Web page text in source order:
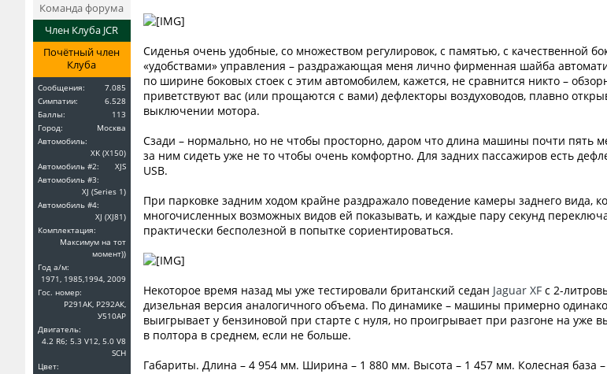
Команда форума
Член Клуба JCR
Почётный член
Клуба
Сообщения:
7.085
Симпатии:
6.528
Баллы:
113
Город:
Москва
Автомобиль:
XK (X150)
Автомобиль #2:
XJS
Автомобиль #3:
XJ (Series 1)
Автомобиль #4:
XJ (XJ81)
Комплектация:
Максимум на тот
момент))
Год a/м:
1971, 1985,1994, 2009
Гос. номер:
Р291АК, Р292АК,
У510АР
Двигатель:
4.2 R6; 5.3 V12, 5.0 V8
SCH
Цвет:
Сиденья очень удобные, со множеством регулировок, с памятью, с качественной
«удобствами» управления – раздражающая меня лично фирменная шайба
по ширине боковых стоек с этим автомобилем, кажется, не сравнится никто –
приветствуют вас (или прощаются с вами) дефлекторы воздуховодов, плавно
выключении мотора.
Сзади – нормально, но не чтобы просторно, даром что длина машины почти пять
за ним сидеть уже не то чтобы очень комфортно. Для задних пассажиров есть
USB.
При парковке задним ходом крайне раздражало поведение камеры заднего вида,
многочисленных возможных видов ей показывать, и каждые пару секунд
практически бесполезной в попытке сориентироваться.
Некоторое время назад мы уже тестировали британский седан Jaguar XFс 2-
дизельная версия аналогичного объема. По динамике – машины примерно
выигрывает у бензиновой при старте с нуля, но проигрывает при разгоне на уже
в полтора в среднем, если не больше.
Габариты. Длина – 4 954 мм. Ширина – 1 880 мм. Высота – 1 457 мм. Колесная